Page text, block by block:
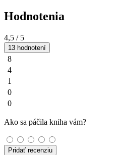
Hodnotenia
4,5 / 5
13 hodnotení
8
4
1
0
0
Ako sa páčila kniha vám?
Pridať recenziu